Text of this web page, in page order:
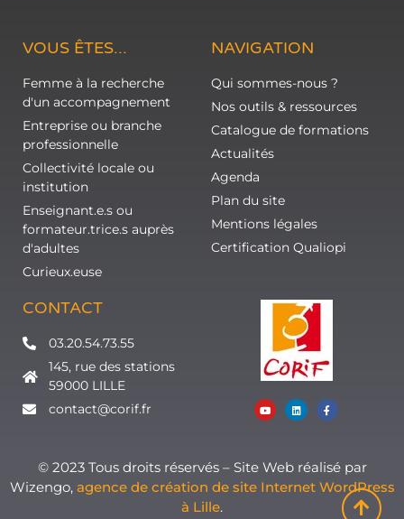
VOUS ÊTES...
Femme à la recherche
d'un accompagnement
Entreprise ou branche
professionnelle
Collectivité locale ou
institution
Enseignant.e.s ou
formateur.trice.s auprès
d'adultes
Curieux.euse
NAVIGATION
Qui sommes-nous ?
Nos outils & ressources
Catalogue de formations
Actualités
Agenda
Plan du site
Mentions légales
Certification Qualiopi
CONTACT
03.20.54.73.55
145, rue des stations
59000 LILLE
contact@corif.fr
© 2023 Tous droits réservés – Site Web réalisé par
Wizengo, agence de création de site Internet WordPress
à Lille.